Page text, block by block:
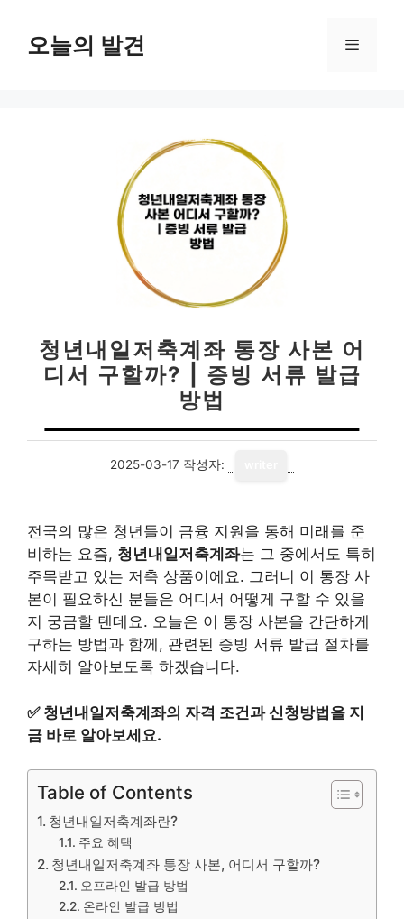
오늘의 발견 메
청년내일저축계좌 통장 사본 어
디서 구할까? | 증빙 서류 발급
방법
2025-03-17 작성자:
전국의 많은 청년들이 금융 지원을 통해 미래를 준
비하는 요즘, 청년내일저축계좌는 그 중에서도 특히
주목받고 있는 저축 상품이에요. 그러니 이 통장 사
본이 필요하신 분들은 어디서 어떻게 구할 수 있을
지 궁금할 텐데요. 오늘은 이 통장 사본을 간단하게
구하는 방법과 함께, 관련된 증빙 서류 발급 절차를
자세히 알아보도록 하겠습니다.
✅ 청년내일저축계좌의 자격 조건과 신청방법을 지
금 바로 알아보세요.
Table of Contents
청년내일저축계좌란?
주요 혜택
청년내일저축계좌 통장 사본, 어디서 구할까?
오프라인 발급 방법
온라인 발급 방법